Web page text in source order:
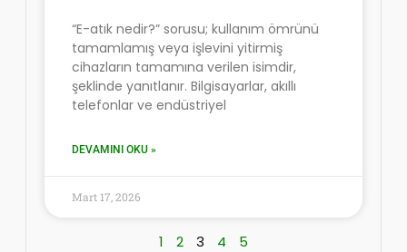
“E-atık nedir?” sorusu; kullanım ömrünü
tamamlamış veya işlevini yitirmiş
cihazların tamamına verilen isimdir,
şeklinde yanıtlanır. Bilgisayarlar, akıllı
telefonlar ve endüstriyel
DEVAMINI OKU »
Mart 17, 2026
1 2 3 4 5